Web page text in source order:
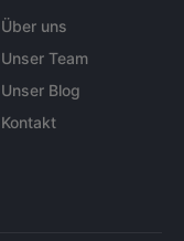
Über uns
Unser Team
Unser Blog
Kontakt